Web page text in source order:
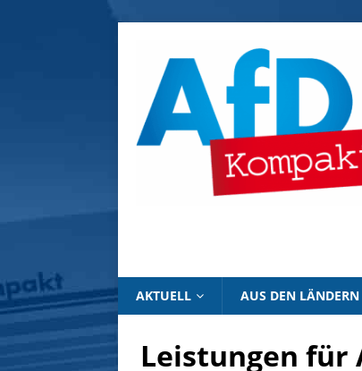
AKTUELL AUS DEN LÄNDERN
Leistungen für